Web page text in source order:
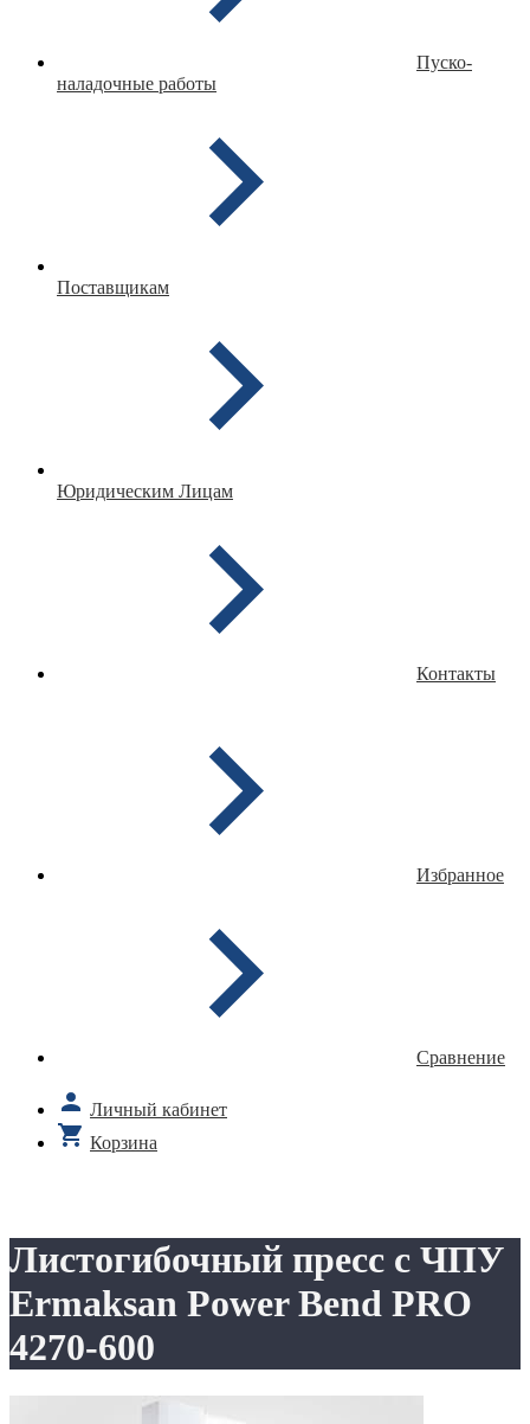
Пуско-
наладочные работы
Поставщикам
Юридическим Лицам
Контакты
Избранное
Сравнение
Личный кабинет
Корзина
Листогибочный пресс с ЧПУ
Ermaksan Power Bend PRO
4270-600